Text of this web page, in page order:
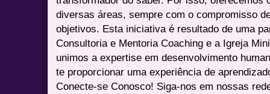
diversas áreas, sempre com o compromisso
objetivos. Esta iniciativa é resultado de uma
Consultoria e Mentoria Coaching e a Igreja
unimos a expertise em desenvolvimento
te proporcionar uma experiência de
Conecte-se Conosco! Siga-nos em nossas